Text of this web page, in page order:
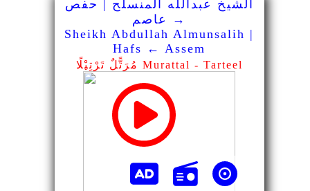
الشيخ عبدالله المنسلح | حفص
→ عاصم
Sheikh Abdullah Almunsalih |
Hafs ← Assem
مُرَتًّلٌ تَرْتِيْلًا Murattal - Tarteel